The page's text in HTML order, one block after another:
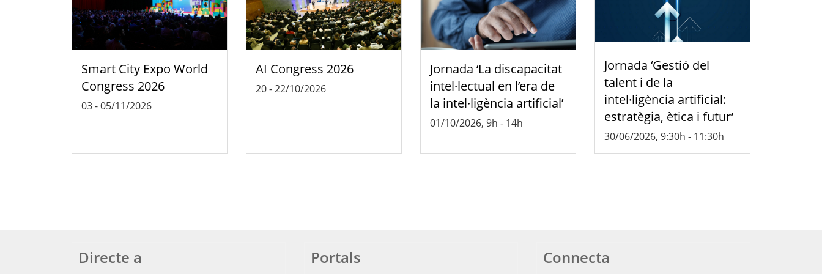
Smart City Expo World
Congress 2026
03-05/11/2026
AI Congress 2026
20-22/10/2026
Jornada ‘La discapacitat
intel·lectual en l’era de
la intel·ligència artificial’
01/10/2026, 9h - 14h
Jornada ‘Gestió del
talent i de la
intel·ligència artificial:
estratègia, ètica i futur’
30/06/2026, 9:30h - 11:30h
Directe a Portals Connecta